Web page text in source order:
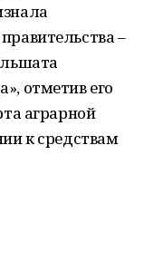
–
отметив его
аграрной
к средствам